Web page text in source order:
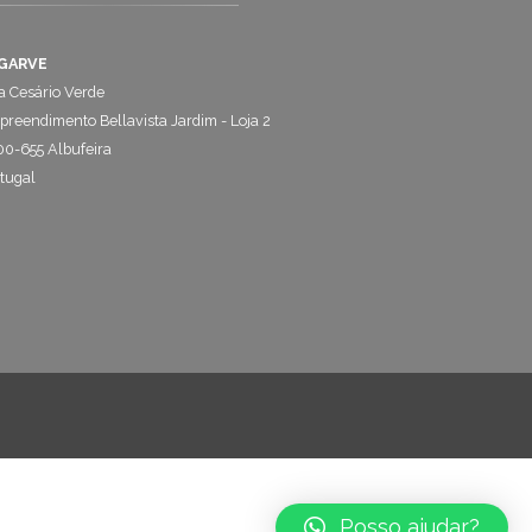
Cesário Verde
Bellavista Jardim - Loja 2
655 Albufeira
Posso ajudar?